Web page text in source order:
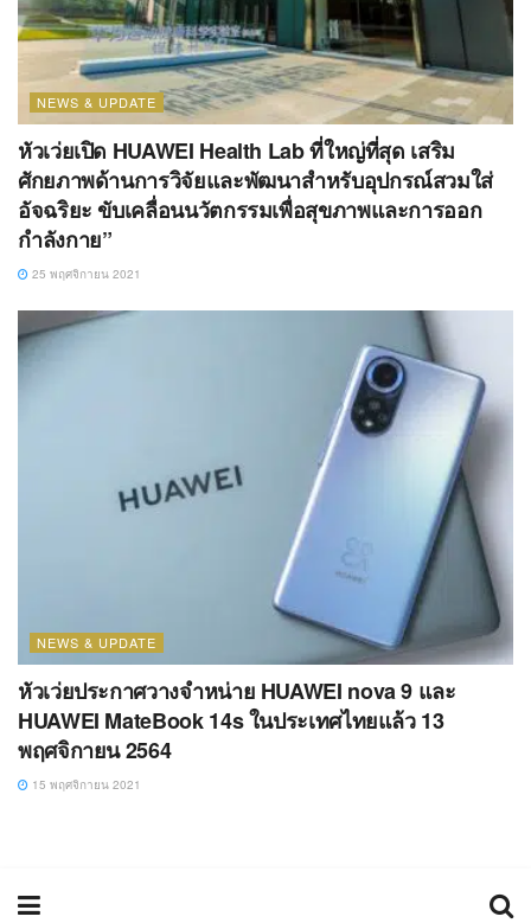
NEWS & UPDATE
หัวเว่ยเปิด HUAWEI Health Lab ที่ใหญ่ที่สุด เสริม
ศักยภาพด้านการวิจัยและพัฒนาสำหรับอุปกรณ์สวมใส่
อัจฉริยะ ขับเคลื่อนนวัตกรรมเพื่อสุขภาพและการออก
กำลังกาย”
25 พฤศจิกายน 2021
NEWS & UPDATE
หัวเว่ยประกาศวางจำหน่าย HUAWEI nova 9 และ
HUAWEI MateBook 14s ในประเทศไทยแล้ว 13
พฤศจิกายน 2564
15 พฤศจิกายน 2021